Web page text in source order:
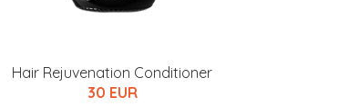
Hair Rejuvenation Conditioner
30 EUR